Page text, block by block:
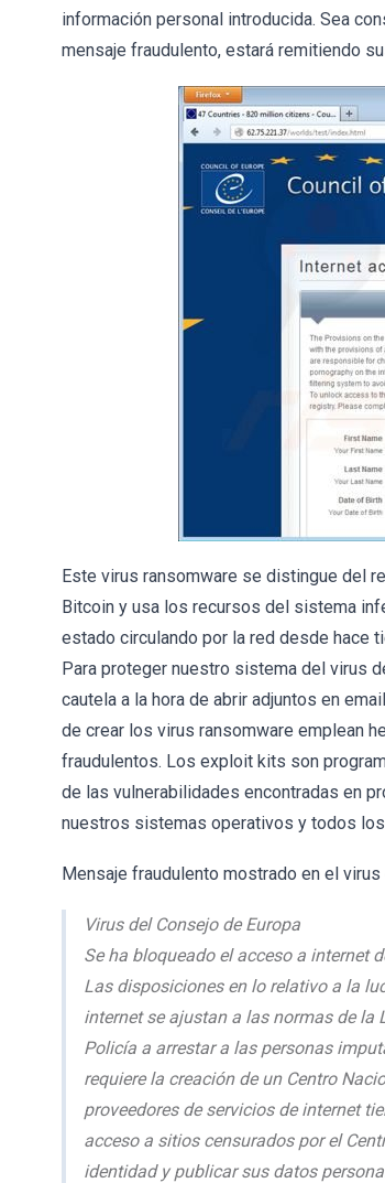
información personal introducida. Sea
mensaje fraudulento, estará remitiendo
Este virus ransomware se distingue del
Bitcoin y usa los recursos del sistema
estado circulando por la red desde hace
Para proteger nuestro sistema del virus
cautela a la hora de abrir adjuntos en
de crear los virus ransomware emplean
fraudulentos. Los exploit kits son
de las vulnerabilidades encontradas en
nuestros sistemas operativos y todos
Mensaje fraudulento mostrado en el virus
Virus del Consejo de Europa
Se ha bloqueado el acceso a internet
Las disposiciones en lo relativo a la
internet se ajustan a las normas de la
Policía a arrestar a las personas
requiere la creación de un Centro
proveedores de servicios de internet
acceso a sitios censurados por el
identidad y publicar sus datos